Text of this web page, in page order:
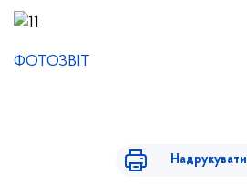
ФОТОЗВІТ
Надрукувати